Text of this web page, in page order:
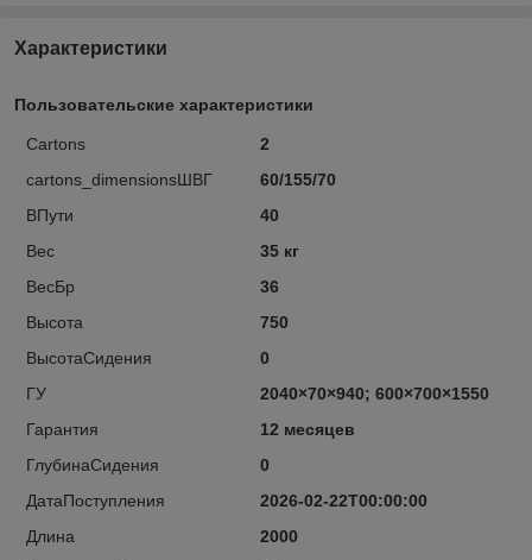
Характеристики
Пользовательские характеристики
Cartons
2
cartons_dimensionsШВГ
60/155/70
ВПути
40
Вес
35 кг
ВесБр
36
Высота
750
ВысотаСидения
0
ГУ
2040×70×940; 600×700×1550
Гарантия
12 месяцев
ГлубинаСидения
0
ДатаПоступления
2026-02-22T00:00:00
Длина
2000